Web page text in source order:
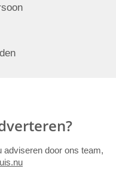
adviseren door ons team,